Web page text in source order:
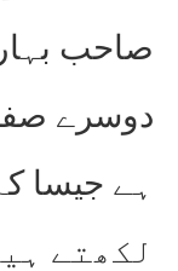
صاحب بہار
دوسرے
لکھتے